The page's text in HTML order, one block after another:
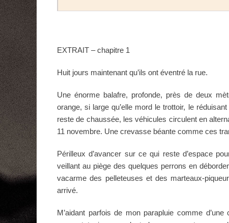
EXTRAIT – chapitre 1
Huit jours maintenant qu’ils ont éventré la rue.
Une énorme balafre, profonde, près de deux
orange, si large qu’elle mord le trottoir, le
reste de chaussée, les véhicules circulent en
11 novembre. Une crevasse béante comme ces
Périlleux d’avancer sur ce qui reste d’espace
veillant au piège des quelques perrons en
vacarme des pelleteuses et des marteaux-
arrivé.
M’aidant parfois de mon parapluie comme